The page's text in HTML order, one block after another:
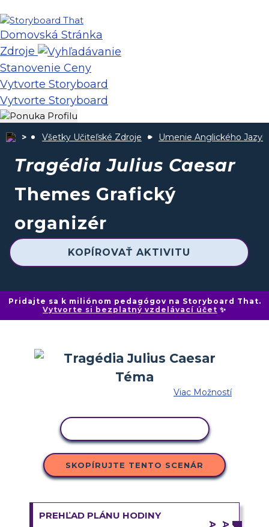
Domovská Stránka
Zdroje
Stanovenie Ceny
Vytvorte Storyboard
Vytvorte Storyboard
Všetky Učiteľské Zdroje Umenie Anglického
Tragédia Julius Caesar
Themes Grafický
organizér
KOPÍROVAŤ AKTIVITU
Pridajte sa k miliónom pedagógov na Storyboard That.
Vytvorte si bezplatný vzdelávací účet ✨
Viac Možností
SKOPÍRUJTE TENTO SCENÁR
PREHĽAD PLÁNU HODINY